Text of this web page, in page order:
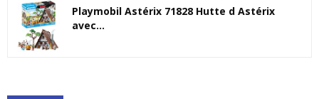
Playmobil Astérix 71828 Hutte d Astérix
avec...